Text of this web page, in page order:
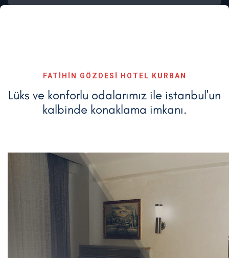
FATIHIN GÖZDESI HOTEL KURBAN
Lüks ve konforlu odalarımız ile istanbul'un
kalbinde konaklama imkanı.